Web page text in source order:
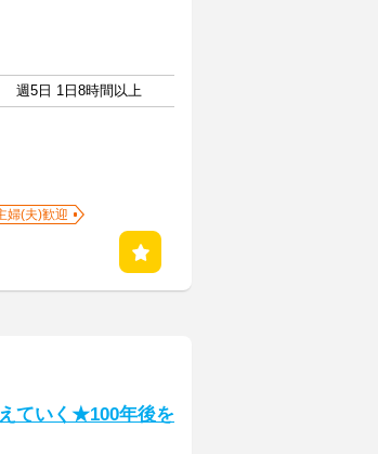
週5日 1日8時間以上
婦(夫)歓迎
ていく★100年後を